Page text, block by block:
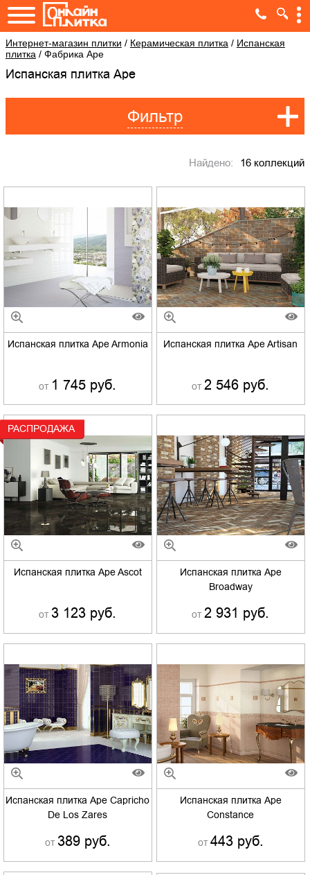
Интернет-магазин плитки / Керамическая плитка / Испанская
плитка / Фабрика Ape
Испанская плитка Ape
Фильтр
Найдено: 16 коллекций
Испанская плитка Ape Armonia
от 1 745 руб.
Испанская плитка Ape Artisan
от 2 546 руб.
Испанская плитка Ape Ascot
от 3 123 руб.
РАСПРОДАЖА
Испанская плитка Ape
Broadway
от 2 931 руб.
Испанская плитка Ape Capricho
De Los Zares
от 389 руб.
Испанская плитка Ape
Constance
от 443 руб.